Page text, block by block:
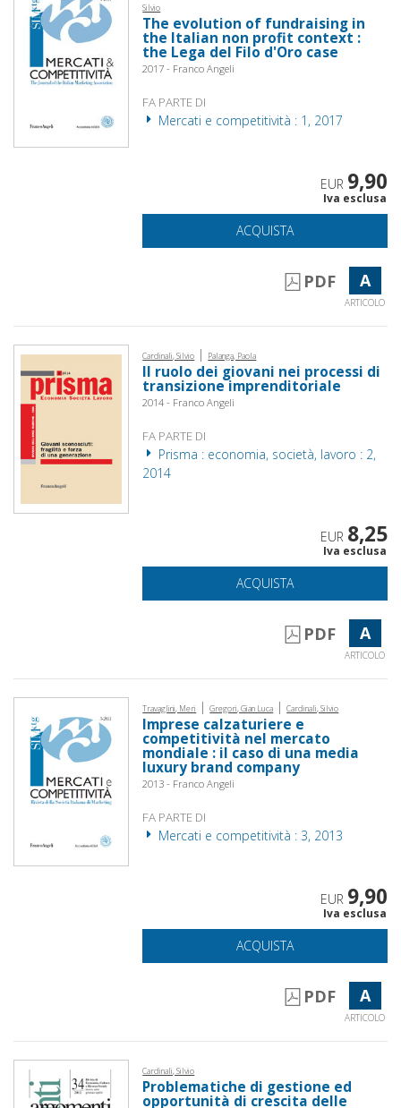
Silvio
The evolution of fundraising in
the Italian non profit context :
the Lega del Filo d'Oro case
2017 - Franco Angeli
FA PARTE DI
Mercati e competitività : 1, 2017
EUR 9,90
Iva esclusa
ACQUISTA
PDF A
ARTICOLO
Cardinali, Silvio | Palanga, Paola
Il ruolo dei giovani nei processi di
transizione imprenditoriale
2014 - Franco Angeli
FA PARTE DI
Prisma : economia, società, lavoro : 2,
2014
EUR 8,25
Iva esclusa
ACQUISTA
PDF A
ARTICOLO
Travaglini, Meri | Gregori, Gian Luca | Cardinali, Silvio
Imprese calzaturiere e
competitività nel mercato
mondiale : il caso di una media
luxury brand company
2013 - Franco Angeli
FA PARTE DI
Mercati e competitività : 3, 2013
EUR 9,90
Iva esclusa
ACQUISTA
PDF A
ARTICOLO
Cardinali, Silvio
Problematiche di gestione ed
opportunità di crescita delle